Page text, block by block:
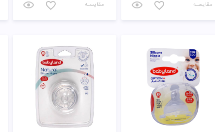
مقایسـه مقایسـه